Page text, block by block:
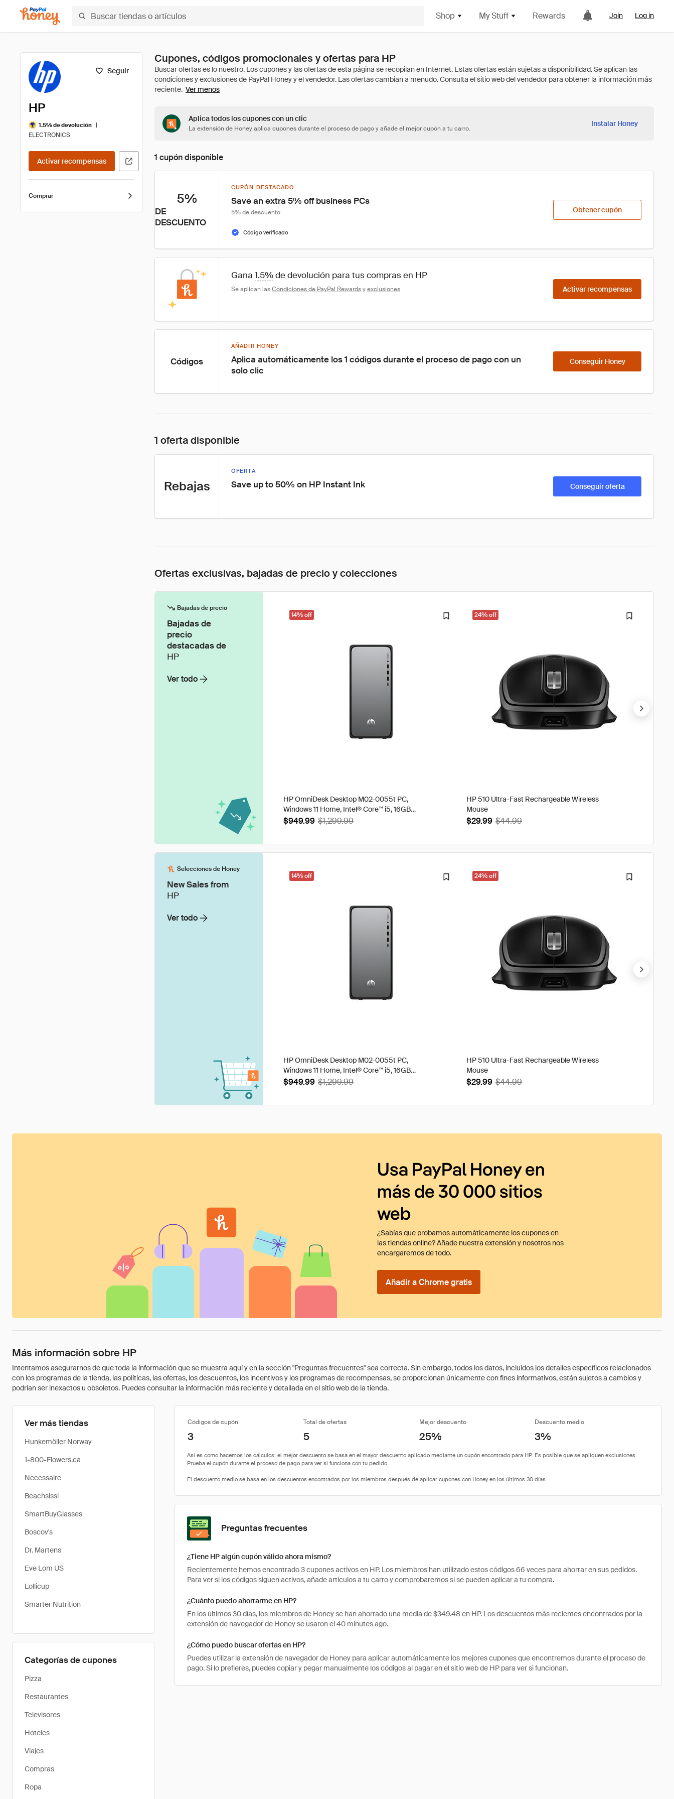
Shop My Stuff Rewards Join Log in
Seguir
HP
1.5% de devolución
|
ELECTRONICS
Activar recompensas
Comprar
Cupones, códigos promocionales y ofertas para HP
Ver menos
Aplica todos los cupones con un clic
La extensión de Honey aplica cupones durante el proceso de pago y añade el mejor cupón a tu carro.
Instalar Honey
1 cupón disponible
5%
DE
DESCUENTO
CUPÓN DESTACADO
Save an extra 5% off business PCs
5% de descuento
Código verificado
Obtener cupón
Gana 1.5% de devolución para tus compras en HP
Se aplican las Condiciones de PayPal Rewards y exclusiones. Activar recompensas
Códigos
AÑADIR HONEY
Aplica automáticamente los 1 códigos durante el proceso de pago con un
solo clic
Conseguir Honey
1 oferta disponible
Rebajas
OFERTA
Save up to 50% on HP Instant Ink Conseguir oferta
Ofertas exclusivas, bajadas de precio y colecciones
Bajadas de precio
Bajadas de
precio
destacadas de
HP
Ver todo
14% off
HP OmniDesk Desktop M02-0055t PC,
Windows 11 Home, Intel® Core™ i5, 16GB
RAM, 512GB SSD, Meteor silver
$949.99 $1,299.99
24% off
HP 510 Ultra-Fast Rechargeable Wireless
Mouse
$29.99 $44.99
Selecciones de Honey
New Sales from
HP
Ver todo
14% off
HP OmniDesk Desktop M02-0055t PC,
Windows 11 Home, Intel® Core™ i5, 16GB
RAM, 512GB SSD, Meteor silver
$949.99 $1,299.99
24% off
HP 510 Ultra-Fast Rechargeable Wireless
Mouse
$29.99 $44.99
Usa PayPal Honey en
más de 30 000 sitios
web
¿Sabías que probamos automáticamente los cupones en
las tiendas online? Añade nuestra extensión y nosotros nos
encargaremos de todo.
Añadir a Chrome gratis
Más información sobre HP
Intentamos asegurarnos de que toda la información que se muestra aquí y en la sección "Preguntas frecuentes" sea correcta. Sin embargo, todos los datos, incluidos los detalles específicos relacionados
con los programas de la tienda, las políticas, las ofertas, los descuentos, los incentivos y los programas de recompensas, se proporcionan únicamente con fines informativos, están sujetos a cambios y
podrían ser inexactos u obsoletos. Puedes consultar la información más reciente y detallada en el sitio web de la tienda.
Ver más tiendas
Hunkemöller Norway
1-800-Flowers.ca
Necessaire
Beachsissi
SmartBuyGlasses
Boscov's
Dr. Martens
Eve Lom US
Lollicup
Smarter Nutrition
Categorías de cupones
Pizza
Restaurantes
Televisores
Hoteles
Viajes
Compras
Ropa
Códigos de cupón Total de ofertas Mejor descuento Descuento medio
3 5 25% 3%
Preguntas frecuentes
¿Tiene HP algún cupón válido ahora mismo?
Recientemente hemos encontrado 3 cupones activos en HP. Los miembros han utilizado estos códigos 66 veces para ahorrar en sus pedidos.
Para ver si los códigos siguen activos, añade artículos a tu carro y comprobaremos si se pueden aplicar a tu compra.
¿Cuánto puedo ahorrarme en HP?
En los últimos 30 días, los miembros de Honey se han ahorrado una media de $349.48 en HP. Los descuentos más recientes encontrados por la
extensión de navegador de Honey se usaron el 40 minutes ago.
¿Cómo puedo buscar ofertas en HP?
Puedes utilizar la extensión de navegador de Honey para aplicar automáticamente los mejores cupones que encontremos durante el proceso de
pago. Si lo prefieres, puedes copiar y pegar manualmente los códigos al pagar en el sitio web de HP para ver si funcionan.